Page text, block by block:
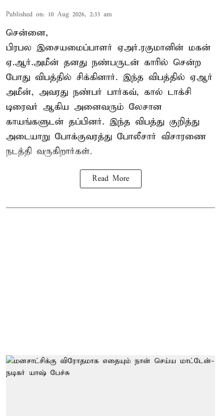
Published on: 10 Aug 2026, 2:33 am
சென்னை,
பிரபல இசையமைப்பாளர் ஏஅர்.ரகுமானின் மகன்
ஏ.ஆர்.அமீன் தனது நண்பருடன் காரில் சென்ற
போது விபத்தில் சிக்கினார். இந்த விபத்தில் ஏஆர்
அமீன், அவரது நண்பர் பார்கவ், கால் டாக்சி
டிரைவர் ஆகிய அனைவரும் லேசான
காயங்களுடன் தப்பினர். இந்த விபத்து குறித்து
அடையாறு போக்குவரத்து போலீசார் விசாரணை
நடத்தி வருகிறார்கள்.
Read More